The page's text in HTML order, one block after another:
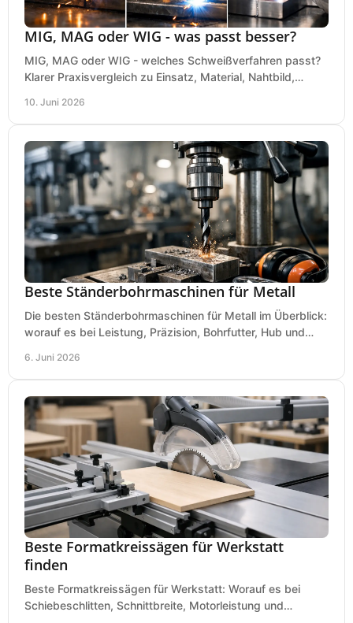
MIG, MAG oder WIG - was passt besser?
MIG, MAG oder WIG - welches Schweißverfahren passt?
Klarer Praxisvergleich zu Einsatz, Material, Nahtbild,
10. Juni 2026
Beste Ständerbohrmaschinen für Metall
Die besten Ständerbohrmaschinen für Metall im Überblick:
worauf es bei Leistung, Präzision, Bohrfutter, Hub und
6. Juni 2026
Beste Formatkreissägen für Werkstatt
finden
Beste Formatkreissägen für Werkstatt: Worauf es bei
Schiebeschlitten, Schnittbreite, Motorleistung und